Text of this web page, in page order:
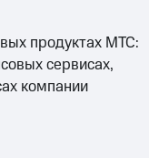
продуктах МТС:
сервисах,
компании